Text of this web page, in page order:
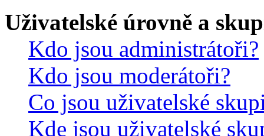
Uživatelské úrovně a
Kdo jsou administrátoři?
Kdo jsou moderátoři?
Co jsou uživatelské
Kde jsou uživatelské